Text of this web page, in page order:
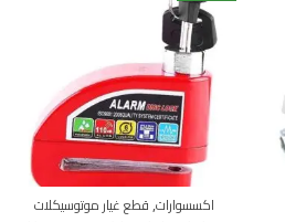
اكسسوارات,قطع غيار موتوسيكلات